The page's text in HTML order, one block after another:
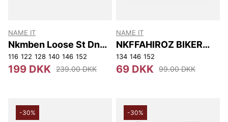
NAME IT
Nkmben Loose St Dnm
Lshorts 7383-oy Noos
116 122 128 140 146 152
199 DKK 239.00 DKK
NAME IT
NKFFAHIROZ BIKER
LEGGING
134 146 152
69 DKK 99.00 DKK
-30% -30%